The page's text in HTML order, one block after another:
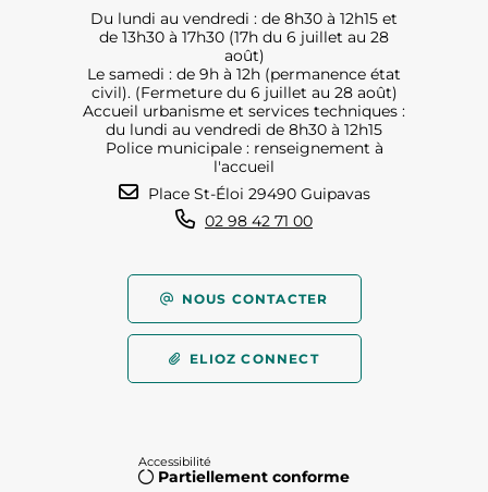
Du lundi au vendredi : de 8h30 à 12h15 et
de 13h30 à 17h30 (17h du 6 juillet au 28
août)
Le samedi : de 9h à 12h (permanence état
civil). (Fermeture du 6 juillet au 28 août)
Accueil urbanisme et services techniques :
du lundi au vendredi de 8h30 à 12h15
Police municipale : renseignement à
l'accueil
Place St-Éloi 29490 Guipavas
02 98 42 71 00
NOUS CONTACTER
ELIOZ CONNECT
Accessibilité
Partiellement conforme